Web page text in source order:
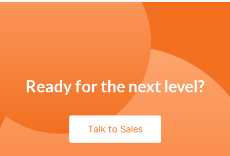
Ready for the next level?
Talk to Sales